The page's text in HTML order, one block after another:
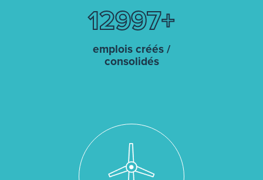
13000
emplois créés /
consolidés